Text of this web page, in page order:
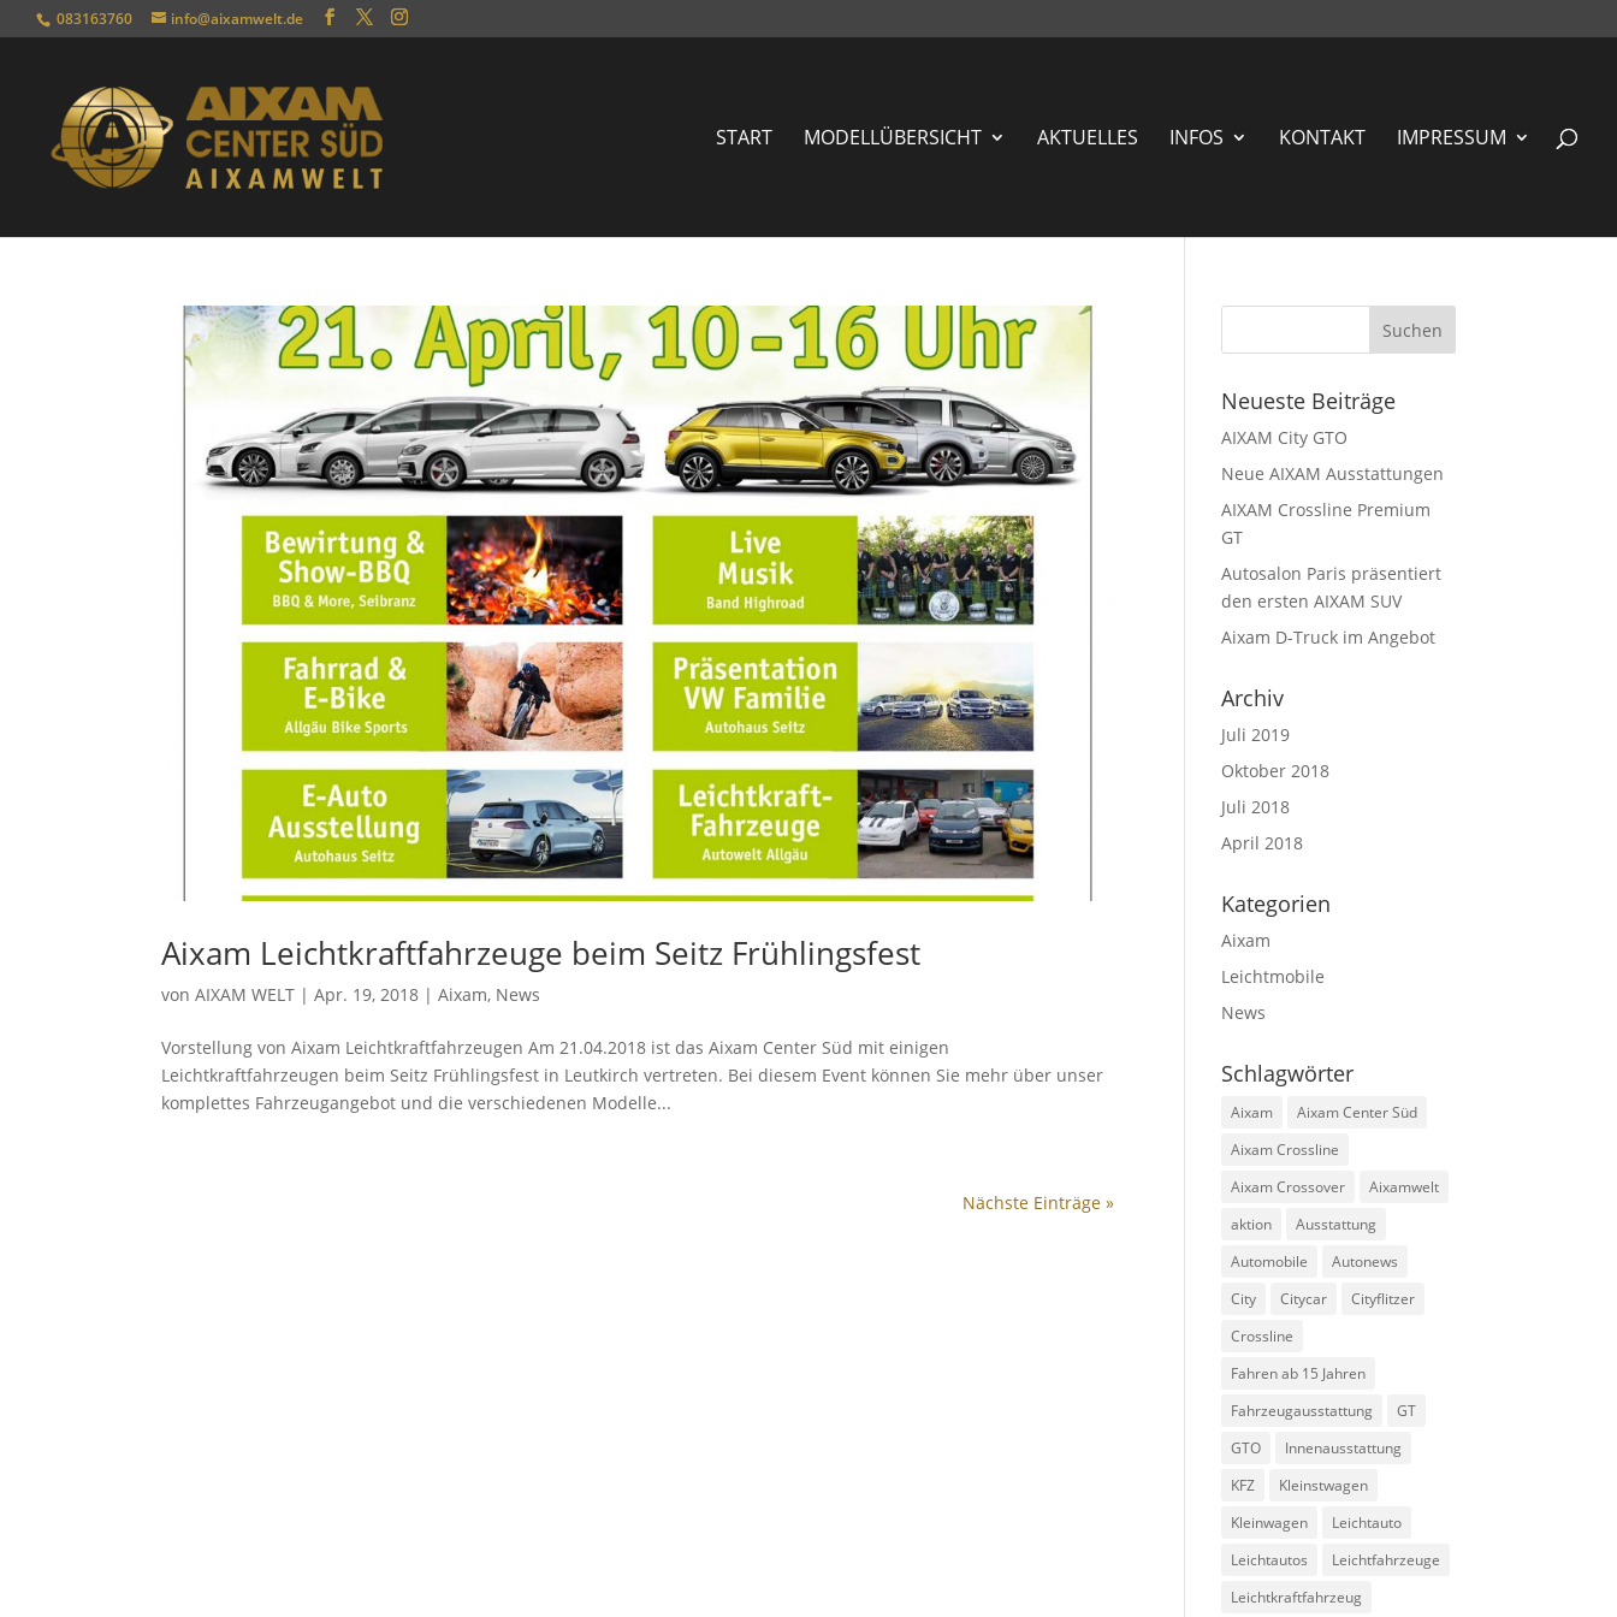
083163760 info@aixamwelt.de
START MODELLÜBERSICHT AKTUELLES INFOS KONTAKT IMPRESSUM
Aixam Leichtkraftfahrzeuge beim Seitz Frühlingsfest
vonAIXAM WELT |Apr. 19, 2018 |Aixam, News
Vorstellung von Aixam Leichtkraftfahrzeugen Am 21.04.2018 ist das Aixam Center Süd mit einigen
Leichtkraftfahrzeugen beim Seitz Frühlingsfest in Leutkirch vertreten. Bei diesem Event können Sie mehr über unser
komplettes Fahrzeugangebot und die verschiedenen Modelle...
Nächste Einträge »
Neueste Beiträge
AIXAM City GTO
Neue AIXAM Ausstattungen
AIXAM Crossline Premium
GT
Autosalon Paris präsentiert
den ersten AIXAM SUV
Aixam D-Truck im Angebot
Archiv
Juli 2019
Oktober 2018
Juli 2018
April 2018
Kategorien
Aixam
Leichtmobile
News
Schlagwörter
Aixam
Aixam Center Süd
Aixam Crossline
Aixam Crossover
Aixamwelt
aktion
Ausstattung
Automobile
Autonews
City
Citycar
Cityflitzer
Crossline
Fahren ab 15 Jahren
Fahrzeugausstattung
GT
GTO
Innenausstattung
KFZ
Kleinstwagen
Kleinwagen
Leichtauto
Leichtautos
Leichtfahrzeuge
Leichtkraftfahrzeug